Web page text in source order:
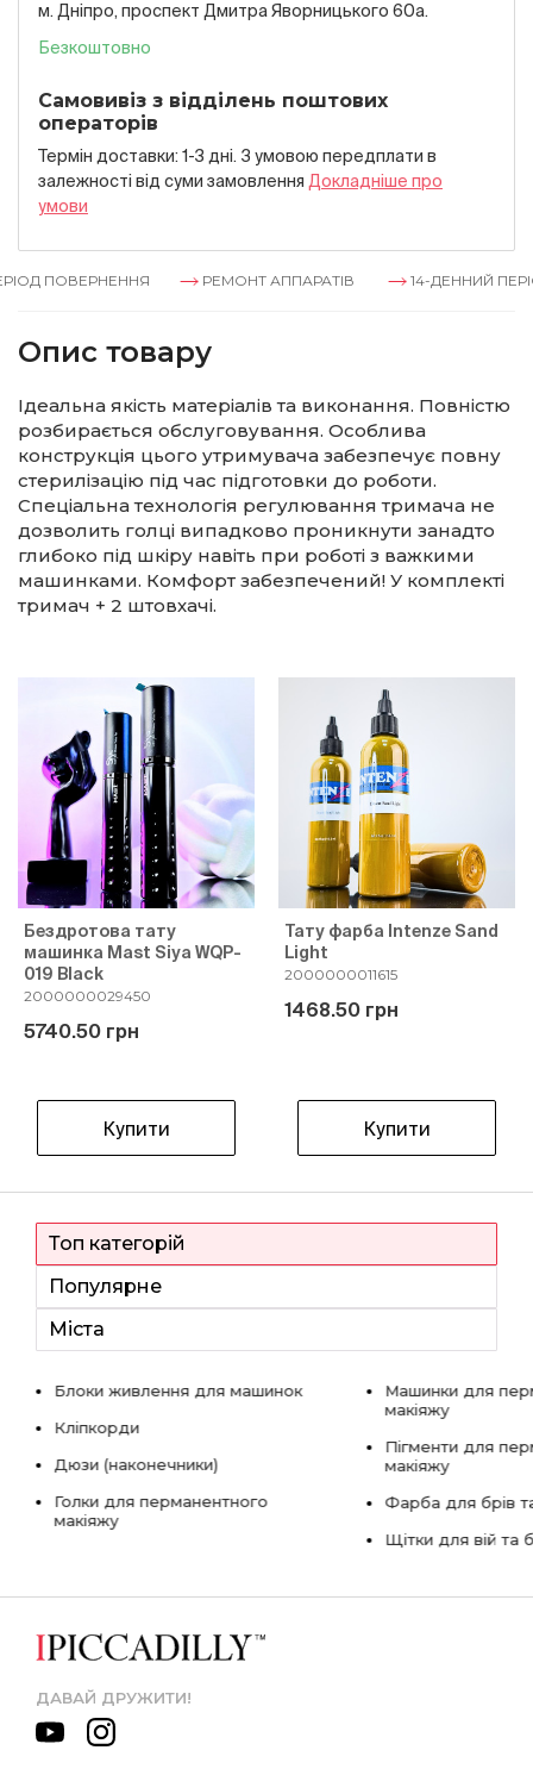
м. Дніпро, проспект Дмитра Яворницького 60а.
Безкоштовно
Самовивіз з відділень поштових
операторів
Термін доставки: 1-3 дні. З умовою передплати в
залежностi вiд суми замовлення Докладнiше про
умови
ПОВЕРНЕННЯ РЕМОНТ АППАРАТІВ 14-ДЕННИЙ
Опис товару
Ідеальна якість матеріалів та виконання. Повністю
розбирається обслуговування. Особлива
конструкція цього утримувача забезпечує повну
стерилізацію під час підготовки до роботи.
Спеціальна технологія регулювання тримача не
дозволить голці випадково проникнути занадто
глибоко під шкіру навіть при роботі з важкими
машинками. Комфорт забезпечений! У комплекті
тримач + 2 штовхачі.
Бездротова тату
машинка Mast Siya WQP-
019 Black
2000000029450
5740.50 грн
Купити
Тату фарба Intenze Sand
Light
2000000011615
1468.50 грн
Купити
Топ категорій
Популярне
Міста
Блоки живлення для машинок
Кліпкорди
Дюзи (наконечники)
Голки для перманентного
макіяжу
Машинки для
макіяжу
Пігменти для
макіяжу
Фарба для брів
Щітки для вій та
ДАВАЙ ДРУЖИТИ!